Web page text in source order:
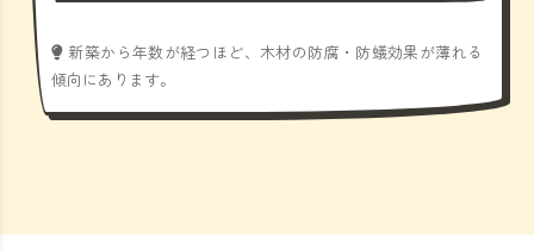
新築から年数が経つほど、木材の防腐・防蟻効果が薄れる
傾向にあります。